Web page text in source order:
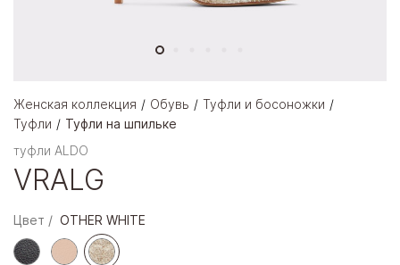
Женская коллекция Обувь
Туфли и босоножки
Туфли
Туфли на шпильке
туфли ALDO
VRALG
Цвет OTHER WHITE